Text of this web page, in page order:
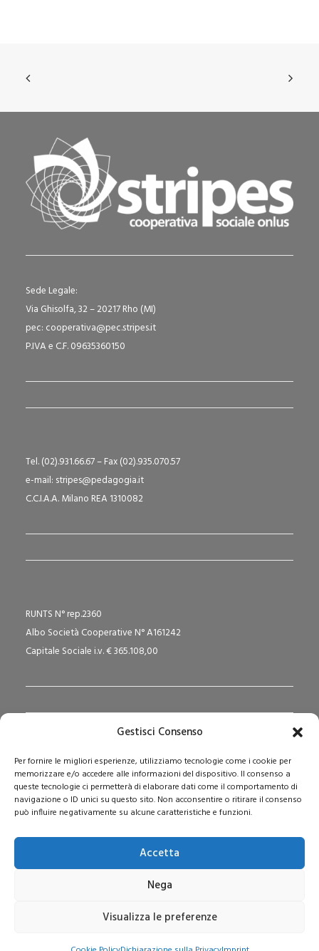
Gestisci Consenso
Per fornire le migliori esperienze, utilizziamo tecnologie come i cookie per
memorizzare e/o accedere alle informazioni del dispositivo. Il consenso a
queste tecnologie ci permetterà di elaborare dati come il comportamento di
navigazione o ID unici su questo sito. Non acconsentire o ritirare il consenso
può influire negativamente su alcune caratteristiche e funzioni.
Accetta
Nega
Visualizza le preferenze
Sede Legale:
Via Ghisolfa, 32 – 20217 Rho (MI)
pec: cooperativa@pec.stripes.it
P.IVA e C.F. 09635360150
Tel. (02).931.66.67 – Fax (02).935.070.57
e-mail: stripes@pedagogia.it
C.C.I.A.A. Milano REA 1310082
RUNTS N° rep.2360
Albo Società Cooperative N° A161242
Capitale Sociale i.v. € 365.108,00
Via San Domenico Savio, 6 – 20017 Rho (MI)
Reg. Tribunale: n. 187 del 29/03/97 | ISSN: 1593-2259
Web:www.pedagogia.it
© 2026 Pedagogia.it. Tutti i diritti riservati